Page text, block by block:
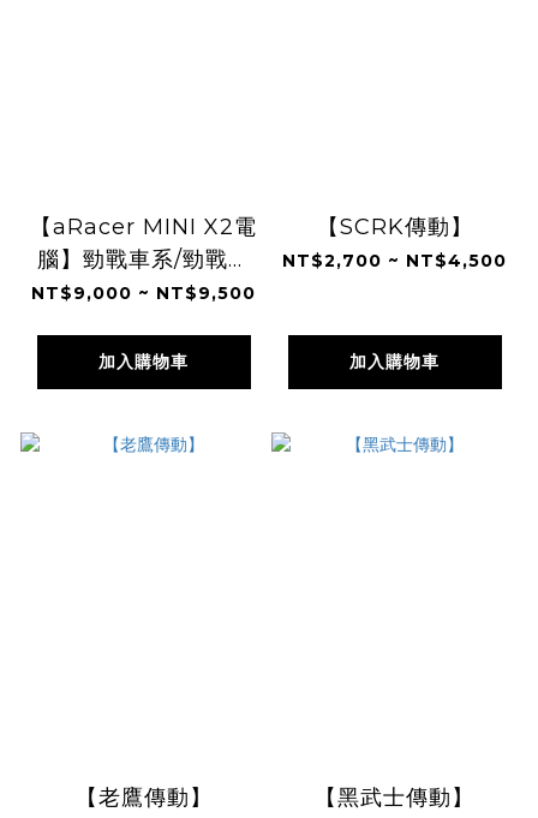
【aRacer MINI X2電
腦】勁戰車系/勁戰六
代/BWSR/BWSX/水
BWS/FORCE/JETS/SR/SL/DRG/MMBCU/
雷霆S/KRV
NT$9,000 ~ NT$9,500
加入購物車
【SCRK傳動】
NT$2,700 ~ NT$4,500
加入購物車
【老鷹傳動】 【黑武士傳動】